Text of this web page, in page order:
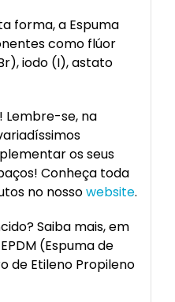
forma, a Espuma
como flúor
iodo (I), astato
Lembre-se, na
os seus
Conheça toda
no nossowebsite.
Saiba mais, em
(Espuma de
de Etileno Propileno